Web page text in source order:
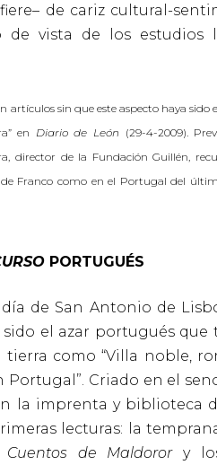
de cariz cultural-
vista de los estudios
artículos sin que este aspecto haya sido
en Diario de León (29-4-2009).
director de la Fundación Guillén,
Franco como en el Portugal del
PORTUGUÉS
de San Antonio de
el azar portugués que
como “Villa noble,
Criado en el
la imprenta y biblioteca
lecturas: la
Cuentos de Maldorory